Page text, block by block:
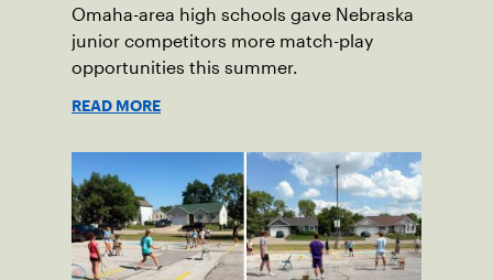
Omaha-area high schools gave Nebraska
junior competitors more match-play
opportunities this summer.
READ MORE